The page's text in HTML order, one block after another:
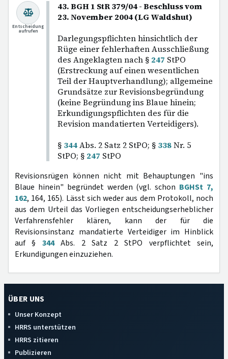
43. BGH 1 StR 379/04 - Beschluss vom
23. November 2004 (LG Waldshut)
Darlegungspflichten hinsichtlich der
Rüge einer fehlerhaften Ausschließung
des Angeklagten nach § 247 StPO
(Erstreckung auf einen wesentlichen
Teil der Hauptverhandlung); allgemeine
Grundsätze zur Revisionsbegründung
(keine Begründung ins Blaue hinein;
Erkundigungspflichten des für die
Revision mandatierten Verteidigers).
§ 344Abs. 2 Satz 2 StPO; § 338Nr. 5
StPO; § 247 StPO
Entscheidung
aufrufen
Revisionsrügen können nicht mit Behauptungen "ins
Blaue hinein" begründet werden (vgl. schon BGHSt 7,
162, 164, 165). Lässt sich weder aus dem Protokoll, noch
aus dem Urteil das Vorliegen entscheidungserheblicher
Verfahrensfehler klären, kann der für die
Revisionsinstanz mandatierte Verteidiger im Hinblick
auf § 344Abs. 2 Satz 2 StPO verpflichtet sein,
Erkundigungen einzuziehen.
ÜBER UNS
Unser Konzept
HRRS unterstützen
HRRS zitieren
Publizieren